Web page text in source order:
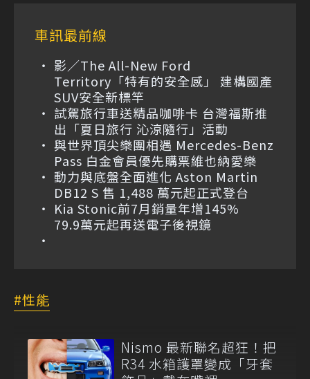
車訊最前線
影／The All-New Ford
Territory「特有的安全感」 建構國產
SUV安全新標竿
試駕旅行車送精品咖啡卡 台灣福斯推
出「夏日旅行 沁涼隨行」活動
與世界頂尖樂團相遇 Mercedes-Benz
Pass 白金會員優先購票維也納愛樂
動力與底盤全面進化 Aston Martin
DB12 S 售 1,488 萬元起正式登台
Kia Stonic前7月銷量年增145%
79.9萬元起再送電子後視鏡
性能
Nismo 最新聯名超狂！把
R34 水箱護罩變成「牙套